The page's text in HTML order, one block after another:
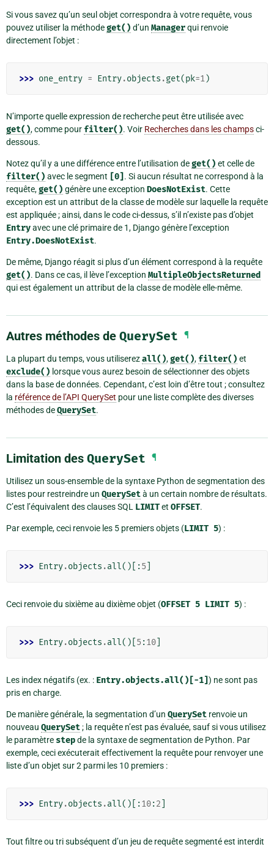
Si vous savez qu’un seul objet correspondra à votre requête, vous
pouvez utiliser la méthodeget() d’un Managerqui renvoie
directement l’objet :
>>> one_entry = Entry.objects .get(pk=1)
N’importe quelle expression de recherche peut être utilisée avec
get(), comme pour filter(). Voir Recherches dans les champsci-
dessous.
Notez qu’il y a une différence entre l’utilisation deget() et celle de
filter() avec le segment [0] . Si aucun résultat ne correspond à la
requête,get() génère une exception DoesNotExist. Cette
exception est un attribut de la classe de modèle sur laquelle la requête
est appliquée ; ainsi, dans le code ci-dessus, s’il n’existe pas d’objet
Entryavec une clé primaire de 1, Django génère l’exception
Entry.DoesNotExist.
De même, Django réagit si plus d’un élément correspond à la requête
get(). Dans ce cas, il lève l’exception MultipleObjectsReturned
qui est également un attribut de la classe de modèle elle-même.
Autres méthodes de QuerySet ¶
La plupart du temps, vous utiliserezall(),get(), filter() et
exclude() lorsque vous aurez besoin de sélectionner des objets
dans la base de données. Cependant, c’est loin d’être tout ; consultez
la référence de l’API QuerySet pour une liste complète des diverses
méthodes deQuerySet.
Limitation des QuerySet ¶
Utilisez un sous-ensemble de la syntaxe Python de segmentation des
listes pour restreindre un QuerySetà un certain nombre de résultats.
C’est l’équivalent des clauses SQL LIMITet OFFSET.
Par exemple, ceci renvoie les 5 premiers objets (LIMIT 5) :
>>> Entry.objects .all()[:5
Ceci renvoie du sixième au dixième objet (OFFSET 5 LIMIT 5) :
>>> Entry.objects .all()[ 5 :10
Les index négatifs (ex. : Entry.objects.all()[-1]) ne sont pas
pris en charge.
De manière générale, la segmentation d’un QuerySet renvoie un
nouveau QuerySet; la requête n’est pas évaluée, sauf si vous utilisez
le paramètre stepde la syntaxe de segmentation de Python. Par
exemple, ceci exécuterait effectivement la requête pour renvoyer une
liste d’un objet sur 2 parmi les 10 premiers :
>>> Entry.objects .all()[:10:2
Tout filtre ou tri subséquent d’un jeu de requête segmenté est interdit